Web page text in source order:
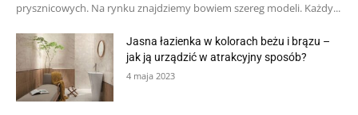
prysznicowych. Na rynku znajdziemy bowiem szereg modeli. Każdy...
Jasna łazienka w kolorach beżu i brązu –
jak ją urządzić w atrakcyjny sposób?
4 maja 2023